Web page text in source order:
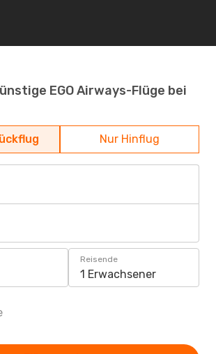
EGO Airways-Flüge bei
Nur Hinflug
Reisende
1 Erwachsener